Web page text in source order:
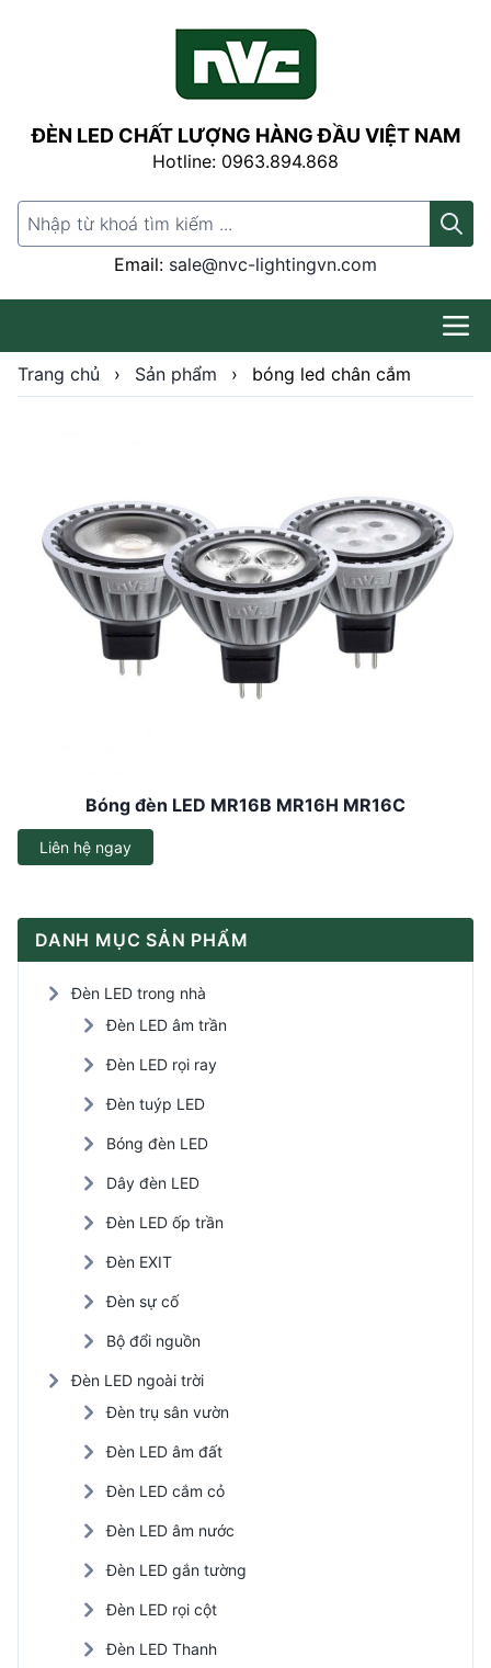
ĐÈN LED CHẤT LƯỢNG HÀNG ĐẦU VIỆT NAM
Hotline: 0963.894.868
Search for:
Email: sale@nvc-lightingvn.com
Trang chủ › Sản phẩm › bóng led chân cắm
Bóng đèn LED MR16B MR16H MR16C
Liên hệ ngay
DANH MỤC SẢN PHẨM
Đèn LED trong nhà
Đèn LED âm trần
Đèn LED rọi ray
Đèn tuýp LED
Bóng đèn LED
Dây đèn LED
Đèn LED ốp trần
Đèn EXIT
Đèn sự cố
Bộ đổi nguồn
Đèn LED ngoài trời
Đèn trụ sân vườn
Đèn LED âm đất
Đèn LED cắm cỏ
Đèn LED âm nước
Đèn LED gắn tường
Đèn LED rọi cột
Đèn LED Thanh